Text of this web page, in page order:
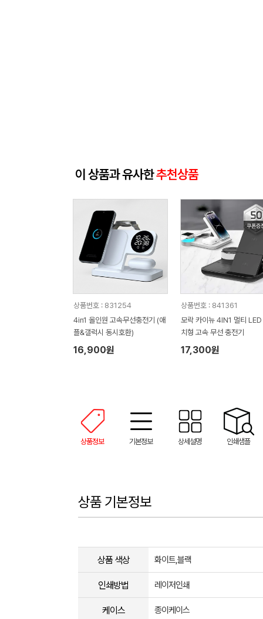
이 상품과 유사한추천상품
상품번호 : 831254
4in1 올인원 고속무선충전기 (애
플&갤럭시 동시호환)
16,900원
상품번호 : 841361
모락 카이뉴 4IN1 멀티 LED
치형 고속 무선 충전기
17,300원
상품정보 기본정보 상세설명 인쇄샘플
상품 기본정보
상품 색상 화이트,블랙
인쇄방법 레이저인쇄
케이스 종이케이스